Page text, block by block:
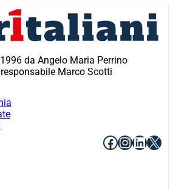
da Angelo Maria Perrino
Marco Scotti
Facebook
X